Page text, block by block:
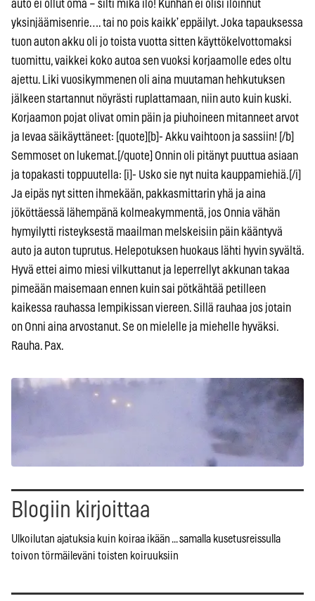
auto ei ollut oma – silti mikä ilo! Kunhan ei olisi iloinnut
yksinjäämisenrie…. tai no pois kaikk’ eppäilyt. Joka tapauksessa
tuon auton akku oli jo toista vuotta sitten käyttökelvottomaksi
tuomittu, vaikkei koko autoa sen vuoksi korjaamolle edes oltu
ajettu. Liki vuosikymmenen oli aina muutaman hehkutuksen
jälkeen startannut nöyrästi ruplattamaan, niin auto kuin kuski.
Korjaamon pojat olivat omin päin ja piuhoineen mitanneet arvot
ja Ievaa säikäyttäneet: [quote][b]- Akku vaihtoon ja sassiin! [/b]
Semmoset on lukemat.[/quote] Onnin oli pitänyt puuttua asiaan
ja topakasti toppuutella: [i]- Usko sie nyt nuita kauppamiehiä.[/i]
Ja eipäs nyt sitten ihmekään, pakkasmittarin yhä ja aina
jököttäessä lähempänä kolmeakymmentä, jos Onnia vähän
hymyilytti risteyksestä maailman melskeisiin päin kääntyvä
auto ja auton tuprutus. Helepotuksen huokaus lähti hyvin syvältä.
Hyvä ettei aimo miesi vilkuttanut ja leperrellyt akkunan takaa
pimeään maisemaan ennen kuin sai pötkähtää petilleen
kaikessa rauhassa lempikissan viereen. Sillä rauhaa jos jotain
on Onni aina arvostanut. Se on mielelle ja miehelle hyväksi.
Rauha. Pax.
Blogiin kirjoittaa
Ulkoilutan ajatuksia kuin koiraa ikään ... samalla kusetusreissulla
toivon törmäileväni toisten koiruuksiin